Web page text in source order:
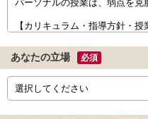
あなたの立場 必須